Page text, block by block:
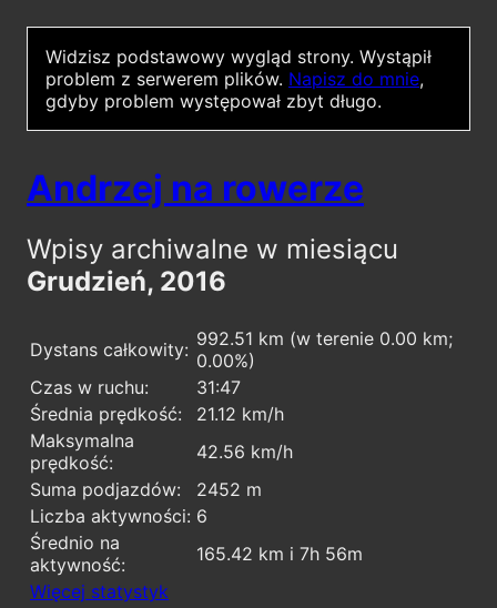
Widzisz podstawowy wygląd strony. Wystąpił
problem z serwerem plików. Napisz do mnie,
gdyby problem występował zbyt długo.
Andrzej na rowerze
Wpisy archiwalne w miesiącu
Grudzień, 2016
Dystans całkowity: 992.51 km (w terenie 0.00 km;
0.00%)
Czas w ruchu:
31:47
Średnia prędkość:
21.12 km/h
Maksymalna
prędkość:
42.56 km/h
Suma podjazdów:
2452 m
Liczba aktywności: 6
Średnio na
aktywność:
165.42 km i 7h 56m
Więcej statystyk